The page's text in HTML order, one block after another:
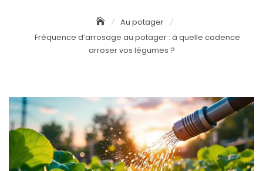
Au potager
Fréquence d’arrosage au potager : à quelle cadence
arroser vos légumes ?